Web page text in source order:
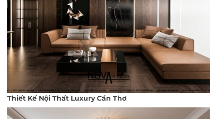
Thiết Kế Nội Thất Luxury Cần Thơ